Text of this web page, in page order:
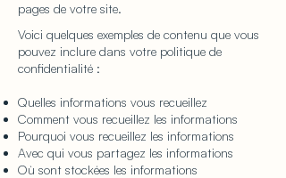
pages de votre site.
Voici quelques exemples de contenu que vous
pouvez inclure dans votre politique de
confidentialité :
Quelles informations vous recueillez
Comment vous recueillez les informations
Pourquoi vous recueillez les informations
Avec qui vous partagez les informations
Où sont stockées les informations